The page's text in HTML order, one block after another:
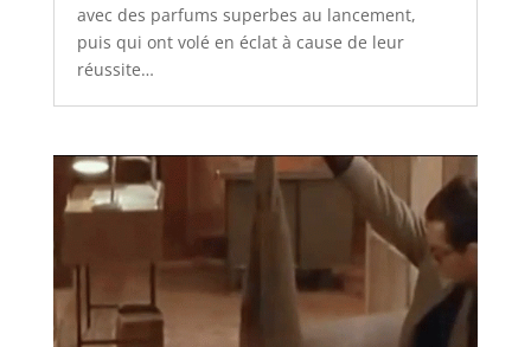
avec des parfums superbes au lancement,
puis qui ont volé en éclat à cause de leur
réussite…